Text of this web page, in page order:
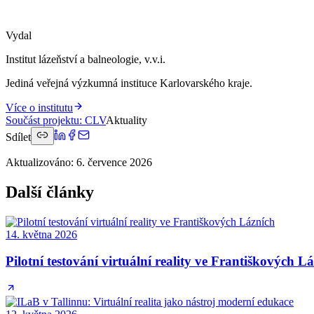
Vydal
Institut lázeňství a balneologie, v.v.i.
Jediná veřejná výzkumná instituce Karlovarského kraje.
Více o institutu
Součást projektu: CLVAktuality
Sdílet
Aktualizováno: 6. července 2026
Další články
14. května 2026
Pilotní testování virtuální reality ve Františkových